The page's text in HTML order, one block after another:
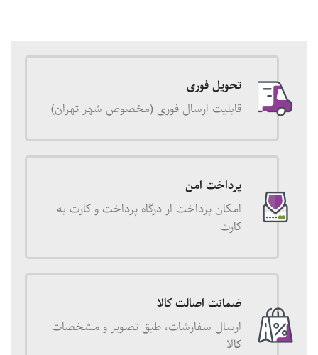
تحویل فوری
قابلیت ارسال فوری (مخصوص شهر تهران)
پرداخت امن
امکان پرداخت از درگاه پرداخت و کارت به
کارت
ضمانت اصالت کالا
ارسال سفارشات، طبق تصویر و مشخصات
کالا